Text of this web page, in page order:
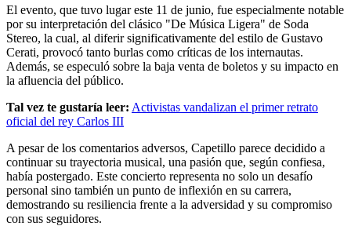
El evento, que tuvo lugar este 11 de junio, fue especialmente notable
por su interpretación del clásico "De Música Ligera" de Soda
Stereo, la cual, al diferir significativamente del estilo de Gustavo
Cerati, provocó tanto burlas como críticas de los internautas.
Además, se especuló sobre la baja venta de boletos y su impacto en
la afluencia del público.
Tal vez te gustaría leer: Activistas vandalizan el primer retrato
oficial del rey Carlos III
A pesar de los comentarios adversos, Capetillo parece decidido a
continuar su trayectoria musical, una pasión que, según confiesa,
había postergado. Este concierto representa no solo un desafío
personal sino también un punto de inflexión en su carrera,
demostrando su resiliencia frente a la adversidad y su compromiso
con sus seguidores.